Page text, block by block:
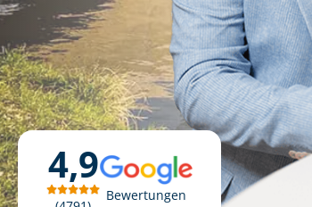
4,9
Bewertungen